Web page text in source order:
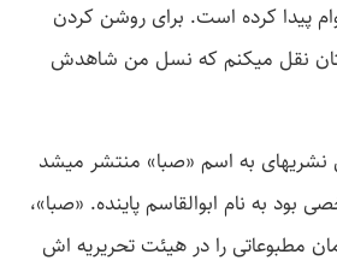
پیدا کرده است. برای روشن کردن
نقل می­کنم که نسل من شاهدش
نشریه­ای به اسم «صبا» منتشر می­شد
به نام ابوالقاسم پاینده. «صبا»،
مطبوعاتی را در هیئت تحریریه ­اش